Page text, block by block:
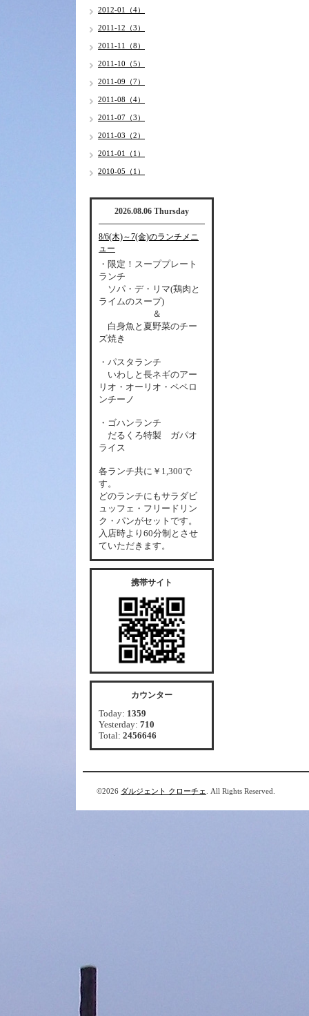
2012-01（4）
2011-12（3）
2011-11（8）
2011-10（5）
2011-09（7）
2011-08（4）
2011-07（3）
2011-03（2）
2011-01（1）
2010-05（1）
2026.08.06 Thursday
8/6(木)～7(金)のランチメニ
ュー
・限定！スーププレート
ランチ
ソパ・デ・リマ(鶏肉と
ライムのスープ)
＆
白身魚と夏野菜のチー
ズ焼き
・パスタランチ
いわしと長ネギのアー
リオ・オーリオ・ペペロ
ンチーノ
・ゴハンランチ
だるくろ特製 ガパオ
ライス
各ランチ共に￥1,300で
す。
どのランチにもサラダビ
ュッフェ・フリードリン
ク・パンがセットです。
入店時より60分制とさせ
ていただきます。
携帯サイト
カウンター
Today: 1359
Yesterday: 710
Total: 2456646
©2026 ダルジェント クローチェ . All Rights Reserved.